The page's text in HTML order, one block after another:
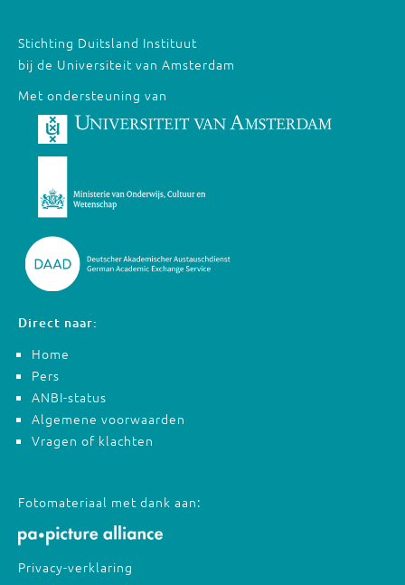
Stichting Duitsland Instituut
bij de Universiteit van Amsterdam
Met ondersteuning van
Direct naar:
Home
Pers
ANBI-status
Algemene voorwaarden
Vragen of klachten
Fotomateriaal met dank aan:
Privacy-verklaring